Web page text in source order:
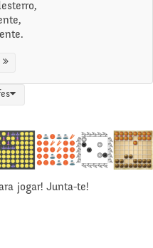
jogar! Junta-te!